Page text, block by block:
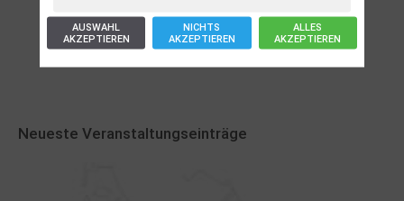
Neueste Veranstaltungseinträge
AUSWAHL
AKZEPTIEREN
NICHTS
AKZEPTIEREN
ALLES
AKZEPTIEREN